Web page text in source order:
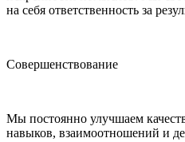
на себя ответственность за
Совершенствование
Мы постоянно улучшаем
навыков, взаимоотношений и